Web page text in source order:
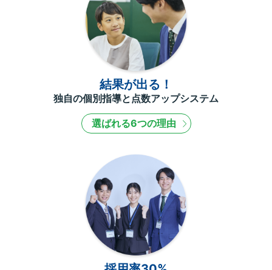
結果が出る！
独自の個別指導と点数アップシステム
選ばれる6つの理由